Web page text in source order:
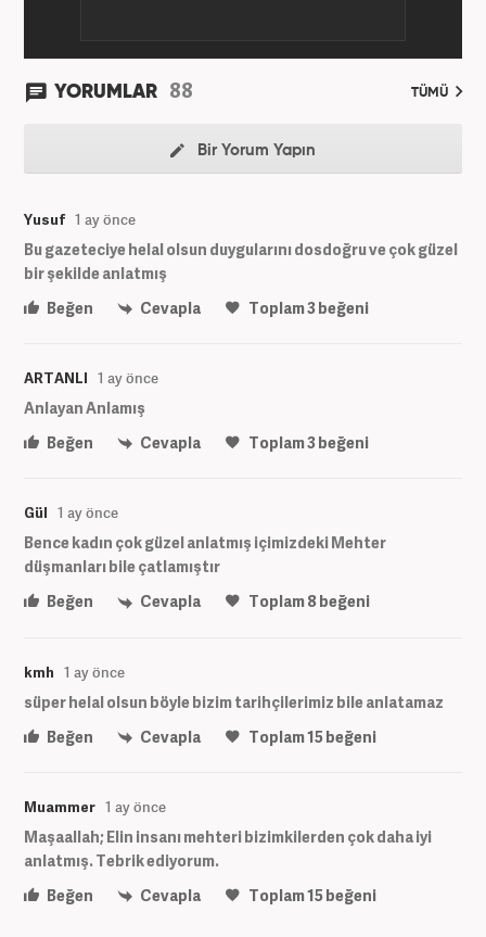
YORUMLAR 88 TÜMÜ
Bir Yorum Yapın
Yusuf 1 ay önce
Bu gazeteciye helal olsun duygularını dosdoğru ve çok güzel
bir şekilde anlatmış
Beğen
Cevapla Toplam3beğeni
ARTANLI 1 ay önce
Anlayan Anlamış
Beğen
Cevapla Toplam3beğeni
Gül 1 ay önce
Bence kadın çok güzel anlatmış içimizdeki Mehter
düşmanları bile çatlamıştır
Beğen
Cevapla Toplam8beğeni
kmh 1 ay önce
süper helal olsun böyle bizim tarihçilerimiz bile anlatamaz
Beğen
Cevapla Toplam15beğeni
Muammer 1 ay önce
Maşaallah; Elin insanı mehteri bizimkilerden çok daha iyi
anlatmış. Tebrik ediyorum.
Beğen
Cevapla Toplam15beğeni